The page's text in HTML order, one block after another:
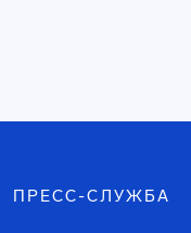
ПРЕСС-СЛУЖБА